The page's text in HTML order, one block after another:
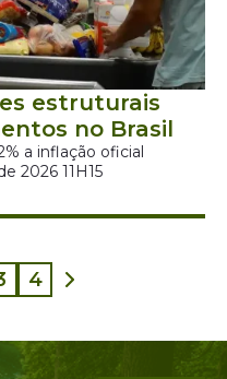
estruturais
no Brasil
a inflação oficial
2026 11H15
4